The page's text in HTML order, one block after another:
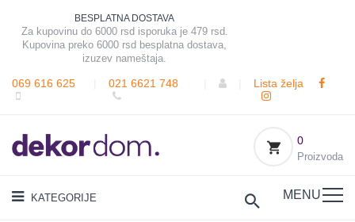
BESPLATNA DOSTAVA
Za kupovinu do 6000 rsd isporuka je 479 rsd.
Kupovina preko 6000 rsd besplatna dostava,
izuzev nameštaja.
069 616 625 021 6621 748 Lista želja
0
Proizvoda
KATEGORIJE MENU